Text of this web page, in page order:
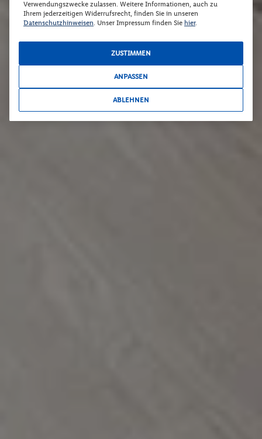
Verwendungszwecke zulassen. Weitere Informationen, auch zu
Ihrem jederzeitigen Widerrufsrecht, finden Sie in unseren
Datenschutzhinweisen. Unser Impressum finden Sie hier.
ZUSTIMMEN
ANPASSEN
ABLEHNEN